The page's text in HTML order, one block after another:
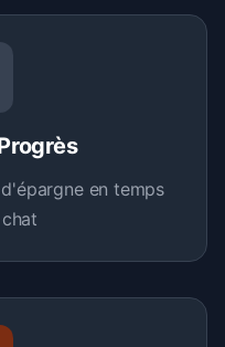
en temps